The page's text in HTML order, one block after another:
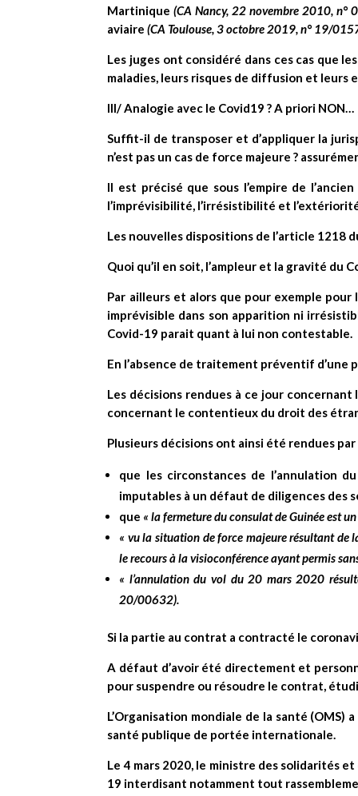
Martinique(CA Nancy, 22 novembre 2010, n°
aviaire(CA Toulouse, 3 octobre 2019, n° 19/
Les juges ont considéré dans ces cas que
maladies, leurs risques de diffusion et leurs
III/ Analogie avec le Covid19 ? A priori NON…
Suffit-il de transposer et d’appliquer la
n’est pas un cas de force majeure ?
Il est précisé que sous l’empire de
l’imprévisibilité, l’irrésistibilité et
Les nouvelles dispositions de l’article 1218
Quoi qu’il en soit, l’ampleur et la gravité du
Par ailleurs et alors que pour exemple pour
imprévisible dans son apparition ni
Covid-19 parait quant à lui non contestable.
En l’absence de traitement préventif
Les décisions rendues à ce jour
concernant le contentieux du droit des
Plusieurs décisions ont ainsi été rendues par
que les circonstances de l’annulation
imputables à un défaut de diligences des
que « la fermeture du consulat de Guinée est
« vu la situation de force majeure résultant de
le recours à la visioconférence ayant permis
« l’annulation du vol du 20 mars 2020
20/00632).
Si la partie au contrat a contracté le
A défaut d’avoir été directement et
pour suspendre ou résoudre le contrat,
L’Organisation mondiale de la santé
santé publique de portée internationale.
Le 4 mars 2020, le ministre des solidarités
19 interdisant notamment tout